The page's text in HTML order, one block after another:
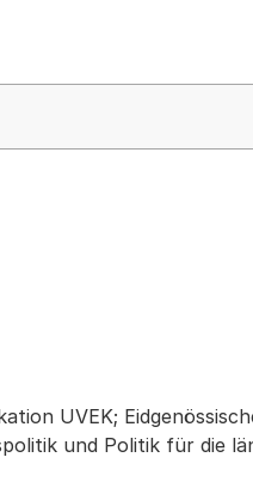
UVEK;
und Politik für die